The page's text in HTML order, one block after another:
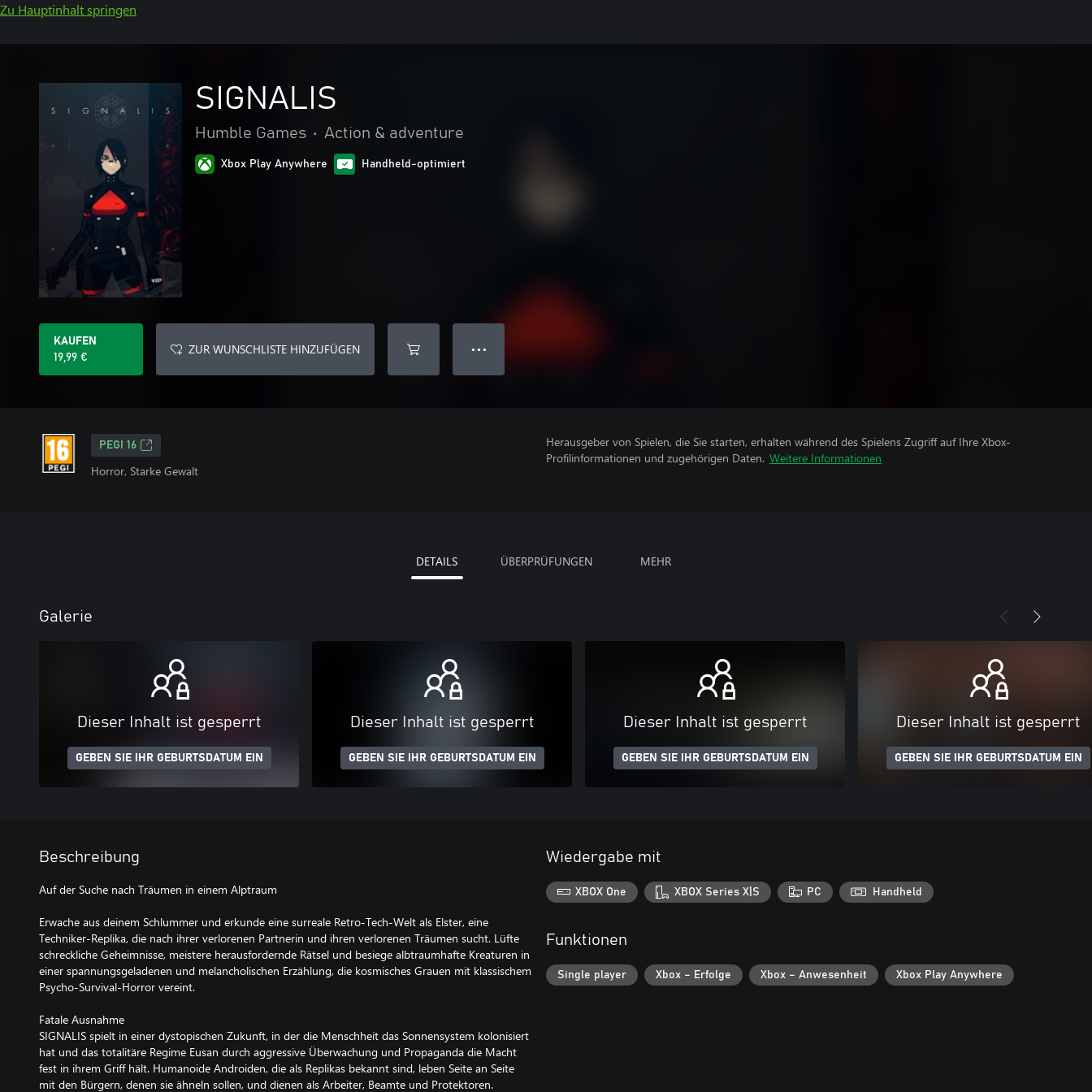
Zu Hauptinhalt springen
SIGNALIS
Humble Games • Action & adventure
Xbox Play Anywhere Handheld-optimiert
KAUFEN
19,99 €
ZUR WUNSCHLISTE HINZUFÜGEN ● ● ●
PEGI 16
Horror, Starke Gewalt
Herausgeber von Spielen, die Sie starten, erhalten während des Spielens Zugriff auf Ihre Xbox-
Profilinformationen und zugehörigen Daten. Weitere Informationen
DETAILS ÜBERPRÜFUNGEN MEHR
Galerie
Dieser Inhalt ist gesperrt
GEBEN SIE IHR GEBURTSDATUM EIN
Dieser Inhalt ist gesperrt
GEBEN SIE IHR GEBURTSDATUM EIN
Dieser Inhalt ist gesperrt
GEBEN SIE IHR GEBURTSDATUM EIN
Dieser Inhalt ist gesperrt
GEBEN SIE IHR GEBURTSDATUM EIN
Beschreibung
Auf der Suche nach Träumen in einem Alptraum
Erwache aus deinem Schlummer und erkunde eine surreale Retro-Tech-Welt als Elster, eine
Techniker-Replika, die nach ihrer verlorenen Partnerin und ihren verlorenen Träumen sucht. Lüfte
schreckliche Geheimnisse, meistere herausfordernde Rätsel und besiege albtraumhafte Kreaturen in
einer spannungsgeladenen und melancholischen Erzählung, die kosmisches Grauen mit klassischem
Psycho-Survival-Horror vereint.
Fatale Ausnahme
SIGNALIS spielt in einer dystopischen Zukunft, in der die Menschheit das Sonnensystem kolonisiert
hat und das totalitäre Regime Eusan durch aggressive Überwachung und Propaganda die Macht
fest in ihrem Griff hält. Humanoide Androiden, die als Replikas bekannt sind, leben Seite an Seite
mit den Bürgern, denen sie ähneln sollen, und dienen als Arbeiter, Beamte und Protektoren.
Wiedergabe mit
XBOX One XBOX Series X|S PC Handheld
Funktionen
Single player Xbox – Erfolge Xbox – Anwesenheit Xbox Play Anywhere